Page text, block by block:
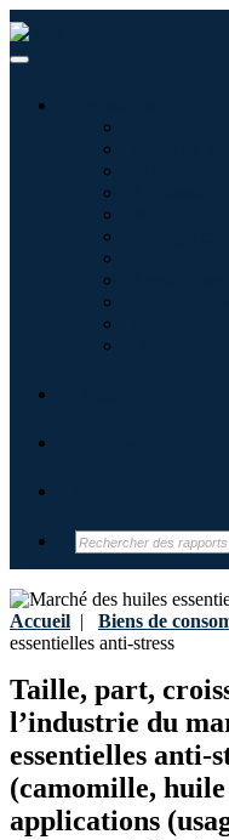
Accueil | Biens de
essentielles anti-stress
Taille, part,
l’industrie du
essentielles anti-
(camomille,
applications